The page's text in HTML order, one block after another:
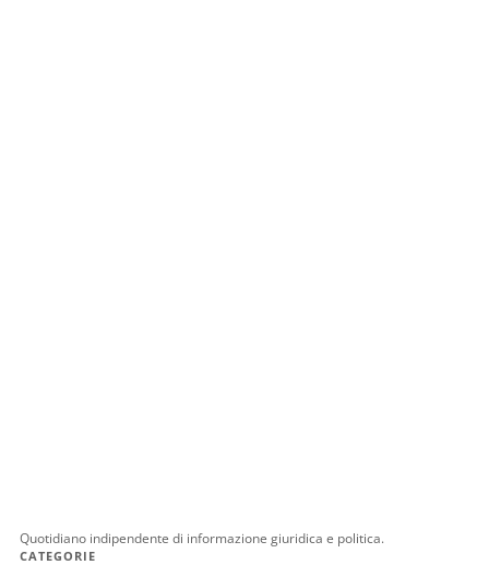
Quotidiano indipendente di informazione giuridica e politica.
CATEGORIE